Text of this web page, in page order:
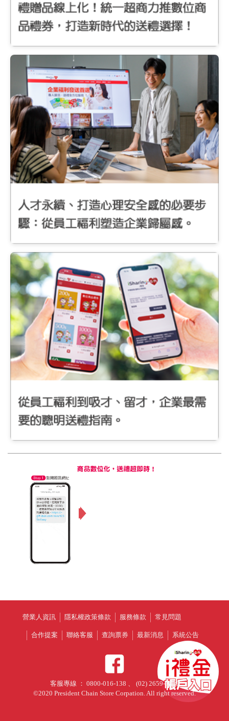
營業人資訊 隱私權政策條款 服務條款 常見問題
合作提案 聯絡客服 查詢票券 最新消息 系統公告
客服專線 ： 0800-016-138 、 (02) 2659-9900
©2020 President Chain Store Corpation. All right reserved.